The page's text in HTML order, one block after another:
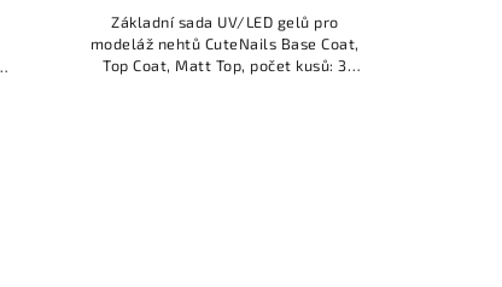
Základní sada UV/LED gelů pro
modeláž nehtů CuteNails Base Coat,
Top Coat, Matt Top, počet kusů: 3